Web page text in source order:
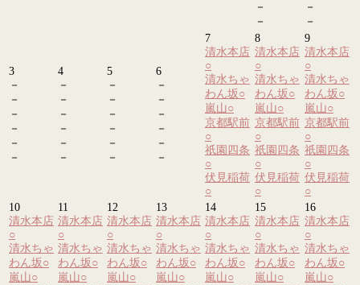
－
－
－
－
3
－
－
－
－
－
－
4
－
－
－
－
－
－
5
－
－
－
－
－
－
6
－
－
－
－
－
－
7
清水本店
○
清水ちゃ
わん坂○
嵐山○
京都駅前
○
祇園四条
○
伏見稲荷
○
8
清水本店
○
清水ちゃ
わん坂○
嵐山○
京都駅前
○
祇園四条
○
伏見稲荷
○
9
清水本店
○
清水ちゃ
わん坂○
嵐山○
京都駅前
○
祇園四条
○
伏見稲荷
○
10
清水本店
○
清水ちゃ
わん坂○
嵐山○
11
清水本店
○
清水ちゃ
わん坂○
嵐山○
12
清水本店
○
清水ちゃ
わん坂○
嵐山○
13
清水本店
○
清水ちゃ
わん坂○
嵐山○
14
清水本店
○
清水ちゃ
わん坂○
嵐山○
15
清水本店
○
清水ちゃ
わん坂○
嵐山○
16
清水本店
○
清水ちゃ
わん坂○
嵐山○